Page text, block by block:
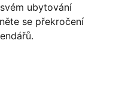
ubytování
se překročení